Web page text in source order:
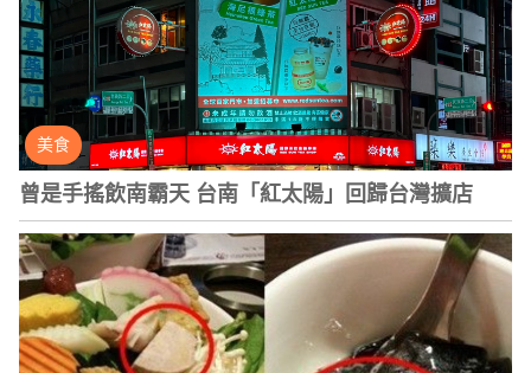
美食
曾是手搖飲南霸天 台南「紅太陽」回歸台灣擴店